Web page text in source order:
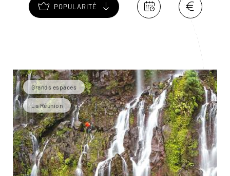
POPULARITÉ
Grands espaces
La Réunion